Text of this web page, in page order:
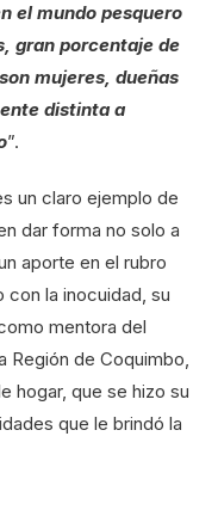
el mundo pesquero
gran porcentaje de
mujeres, dueñas
distinta a
”.
un claro ejemplo de
dar forma no solo a
aporte en el rubro
la inocuidad, su
mentora del
Región de Coquimbo,
hogar, que se hizo su
que le brindó la